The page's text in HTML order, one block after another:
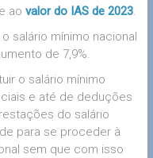
ao valor do IAS de 2023.
salário mínimo nacional
de 7,9%.
o salário mínimo
e até de deduções
do salário
para se proceder à
sem que com isso